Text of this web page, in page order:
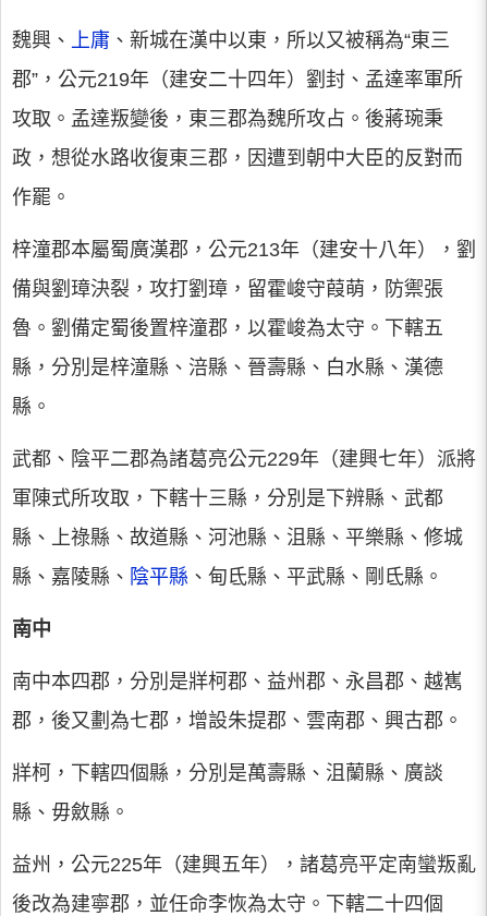
魏興、 上庸 、新城在漢中以東，所以又被稱為“東三
郡”，公元219年（建安二十四年）劉封、孟達率軍所
攻取。孟達叛變後，東三郡為魏所攻占。後蔣琬秉
政，想從水路收復東三郡，因遭到朝中大臣的反對而
作罷。
梓潼郡本屬蜀廣漢郡，公元213年（建安十八年），劉
備與劉璋決裂，攻打劉璋，留霍峻守葭萌，防禦張
魯。劉備定蜀後置梓潼郡，以霍峻為太守。下轄五
縣，分別是梓潼縣、涪縣、晉壽縣、白水縣、漢德
縣。
武都、陰平二郡為諸葛亮公元229年（建興七年）派將
軍陳式所攻取，下轄十三縣，分別是下辨縣、武都
縣、上祿縣、故道縣、河池縣、沮縣、平樂縣、修城
縣、嘉陵縣、 陰平縣 、甸氐縣、平武縣、剛氐縣。
南中
南中本四郡，分別是牂柯郡、益州郡、永昌郡、越嶲
郡，後又劃為七郡，增設朱提郡、雲南郡、興古郡。
牂柯，下轄四個縣，分別是萬壽縣、沮蘭縣、廣談
縣、毋斂縣。
益州，公元225年（建興五年），諸葛亮平定南蠻叛亂
後改為建寧郡，並任命李恢為太守。下轄二十四個